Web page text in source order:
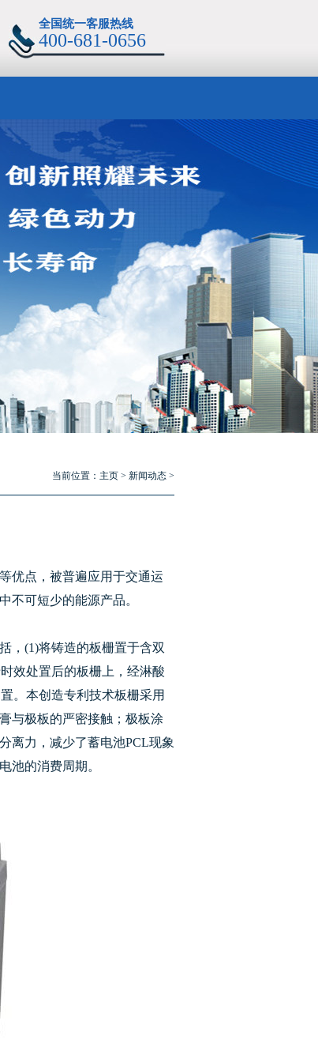
全国统一客服热线
400-681-0656
当前位置： 主页 > 新闻动态 >
优点，被普遍应用于交通运
不可短少的能源产品。
，(1)将铸造的板栅置于含双
效处置后的板栅上，经淋酸
。本创造专利技术板栅采用
与极板的严密接触；极板涂
离力，减少了蓄电池PCL现象
池的消费周期。